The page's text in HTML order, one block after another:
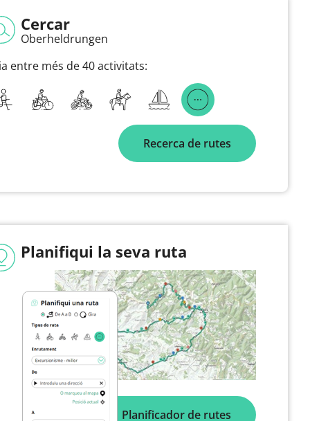
Cercar
Oberheldrungen
entre més de 40 activitats:
Recerca de rutes
Planifiqui la seva ruta
Planificador de rutes